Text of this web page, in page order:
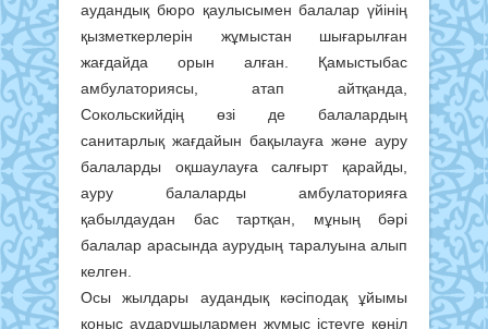
аудандық бюро қаулысымен балалар үйінің
қызметкерлерін жұмыстан шығарылған
жағдайда орын алған. Қамыстыбас
амбулаториясы, атап айтқанда,
Сокольскийдің өзі де балалардың
санитарлық жағдайын бақылауға және ауру
балаларды оқшаулауға салғырт қарайды,
ауру балаларды амбулаторияға
қабылдаудан бас тартқан, мұның бәрі
балалар арасында аурудың таралуына алып
келген.
Осы жылдары аудандық кəсіподақ ұйымы
қоныс аударушылармен жұмыс істеуге көңіл